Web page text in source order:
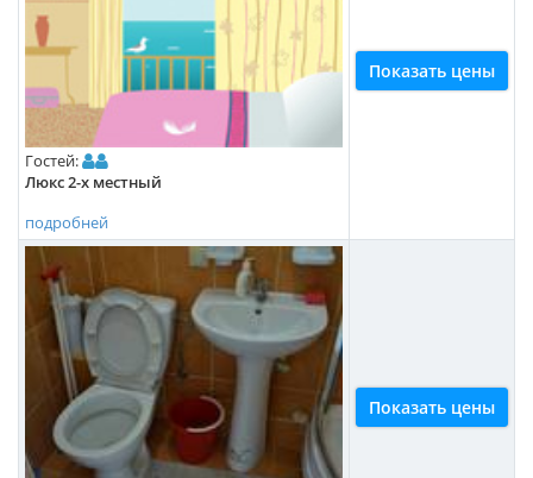
Гостей:
Люкс 2-х местный
подробней
Показать цены
Показать цены